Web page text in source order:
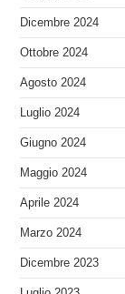
Dicembre 2024
Ottobre 2024
Agosto 2024
Luglio 2024
Giugno 2024
Maggio 2024
Aprile 2024
Marzo 2024
Dicembre 2023